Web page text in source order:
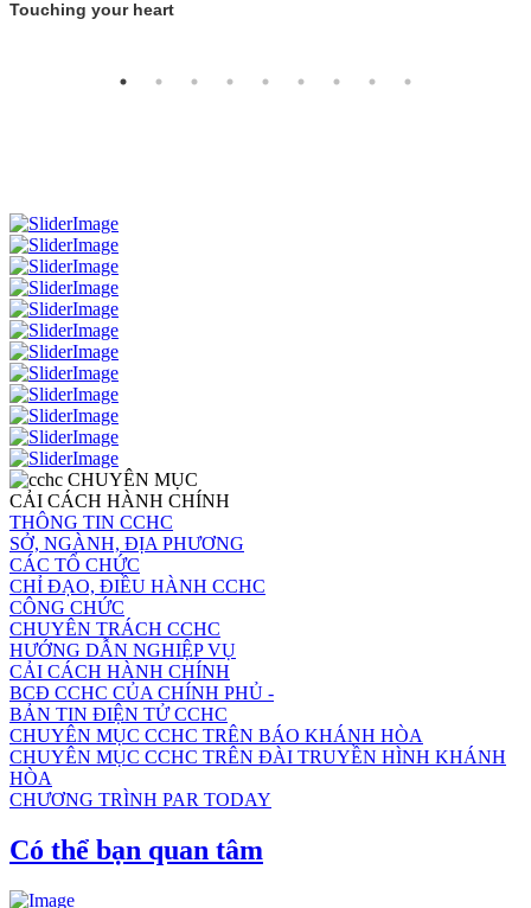
Touching your heart
CHUYÊN MỤC
CẢI CÁCH HÀNH CHÍNH
THÔNG TIN CCHC
SỞ, NGÀNH, ĐỊA PHƯƠNG
CÁC TỔ CHỨC
CHỈ ĐẠO, ĐIỀU HÀNH CCHC
CÔNG CHỨC
CHUYÊN TRÁCH CCHC
HƯỚNG DẪN NGHIỆP VỤ
CẢI CÁCH HÀNH CHÍNH
BCĐ CCHC CỦA CHÍNH PHỦ -
BẢN TIN ĐIỆN TỬ CCHC
CHUYÊN MỤC CCHC TRÊN BÁO KHÁNH HÒA
CHUYÊN MỤC CCHC TRÊN ĐÀI TRUYỀN HÌNH KHÁNH
HÒA
CHƯƠNG TRÌNH PAR TODAY
Có thể bạn quan tâm